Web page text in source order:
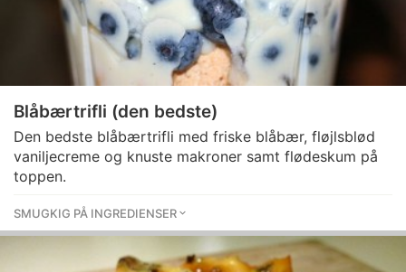
Blåbærtrifli (den bedste)
Den bedste blåbærtrifli med friske blåbær, fløjlsblød
vaniljecreme og knuste makroner samt flødeskum på
toppen.
SMUGKIG PÅ INGREDIENSER